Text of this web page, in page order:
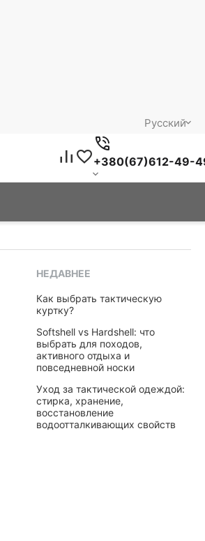
Русский
+380(67)612-49-
НЕДАВНЕЕ
​Как выбрать тактическую
куртку?
Softshell vs Hardshell: что
выбрать для походов,
активного отдыха и
повседневной носки
Уход за тактической одеждой:
стирка, хранение,
восстановление
водоотталкивающих свойств